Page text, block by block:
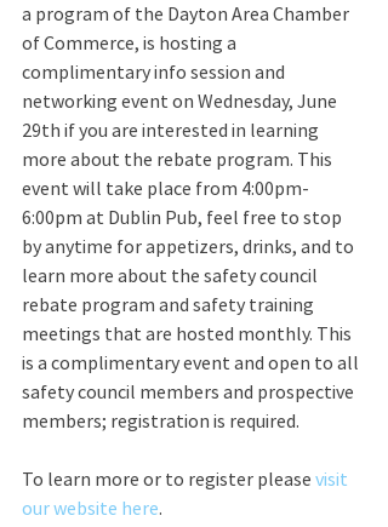
a program of the Dayton Area Chamber
of Commerce, is hosting a
complimentary info session and
networking event on Wednesday, June
29th if you are interested in learning
more about the rebate program. This
event will take place from 4:00pm-
6:00pm at Dublin Pub, feel free to stop
by anytime for appetizers, drinks, and to
learn more about the safety council
rebate program and safety training
meetings that are hosted monthly. This
is a complimentary event and open to all
safety council members and prospective
members; registration is required.
To learn more or to register please visit
our website here.